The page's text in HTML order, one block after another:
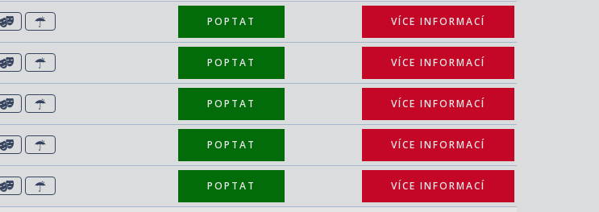
POPTAT VÍCE INFORMACÍ
POPTAT VÍCE INFORMACÍ
POPTAT VÍCE INFORMACÍ
POPTAT VÍCE INFORMACÍ
POPTAT VÍCE INFORMACÍ